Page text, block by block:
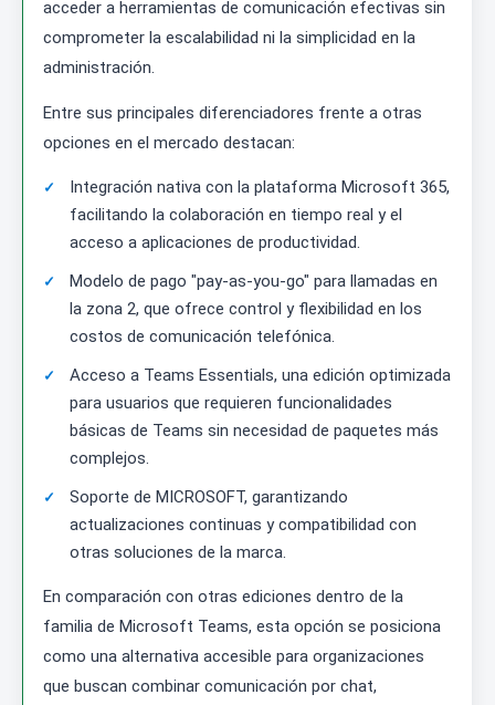
acceder a herramientas de comunicación efectivas sin
comprometer la escalabilidad ni la simplicidad en la
administración.
Entre sus principales diferenciadores frente a otras
opciones en el mercado destacan:
Integración nativa con la plataforma Microsoft 365,
facilitando la colaboración en tiempo real y el
acceso a aplicaciones de productividad.
Modelo de pago "pay-as-you-go" para llamadas en
la zona 2, que ofrece control y flexibilidad en los
costos de comunicación telefónica.
Acceso a Teams Essentials, una edición optimizada
para usuarios que requieren funcionalidades
básicas de Teams sin necesidad de paquetes más
complejos.
Soporte de MICROSOFT, garantizando
actualizaciones continuas y compatibilidad con
otras soluciones de la marca.
En comparación con otras ediciones dentro de la
familia de Microsoft Teams, esta opción se posiciona
como una alternativa accesible para organizaciones
que buscan combinar comunicación por chat,